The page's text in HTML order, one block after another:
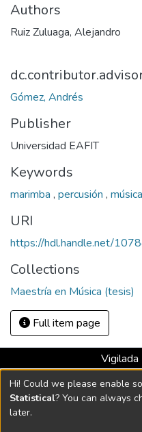
Authors
Ruiz Zuluaga, Alejandro
Gómez, Andrés
Publisher
Universidad EAFIT
Keywords
marimba , percusión , música
URI
https://hdl.handle.net/
Collections
Maestría en Música (tesis)
Full item page
Vigilada
Universidad con
Resolución
Hi! Could we please enable
Statistical? You can always
later.